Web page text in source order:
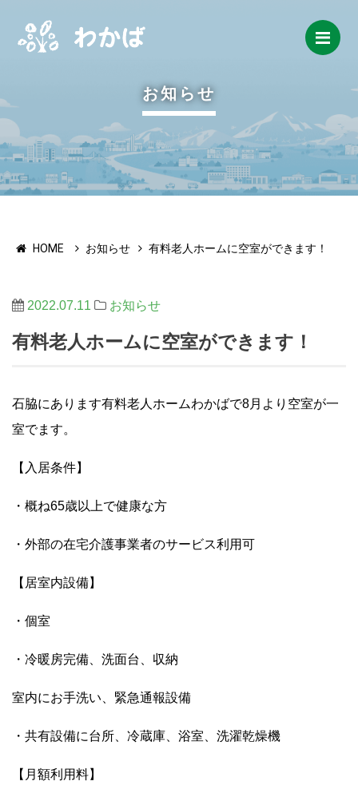
お知らせ
HOME お知らせ 有料老人ホームに空室ができます！
2022.07.11 お知らせ
有料老人ホームに空室ができます！
石脇にあります有料老人ホームわかばで8月より空室が一
室でます。
【入居条件】
・概ね65歳以上で健康な方
・外部の在宅介護事業者のサービス利用可
【居室内設備】
・個室
・冷暖房完備、洗面台、収納
室内にお手洗い、緊急通報設備
・共有設備に台所、冷蔵庫、浴室、洗濯乾燥機
【月額利用料】